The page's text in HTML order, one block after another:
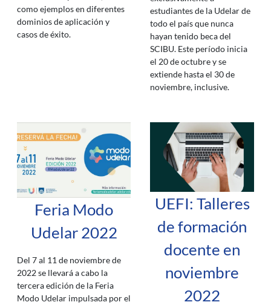
como ejemplos en diferentes
dominios de aplicación y
casos de éxito.
estudiantes de la Udelar de
todo el país que nunca
hayan tenido beca del
SCIBU. Este período inicia
el 20 de octubre y se
extiende hasta el 30 de
noviembre, inclusive.
Feria Modo
Udelar 2022
Del 7 al 11 de noviembre de
2022 se llevará a cabo la
tercera edición de la Feria
Modo Udelar impulsada por el
UEFI: Talleres
de formación
docente en
noviembre
2022